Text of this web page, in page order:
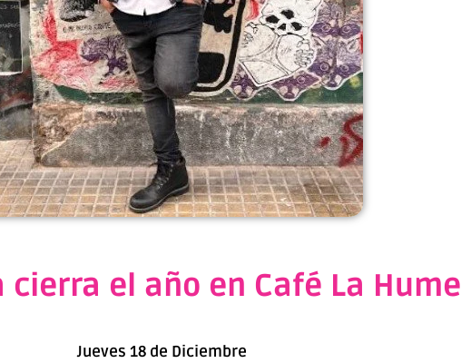
cierra el año en Café La
Jueves 18 de Diciembre